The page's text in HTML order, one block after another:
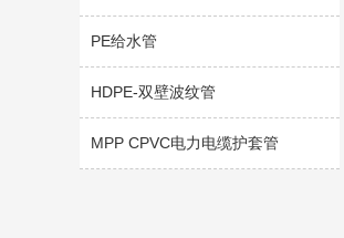
PE给水管
HDPE-双壁波纹管
MPP CPVC电力电缆护套管